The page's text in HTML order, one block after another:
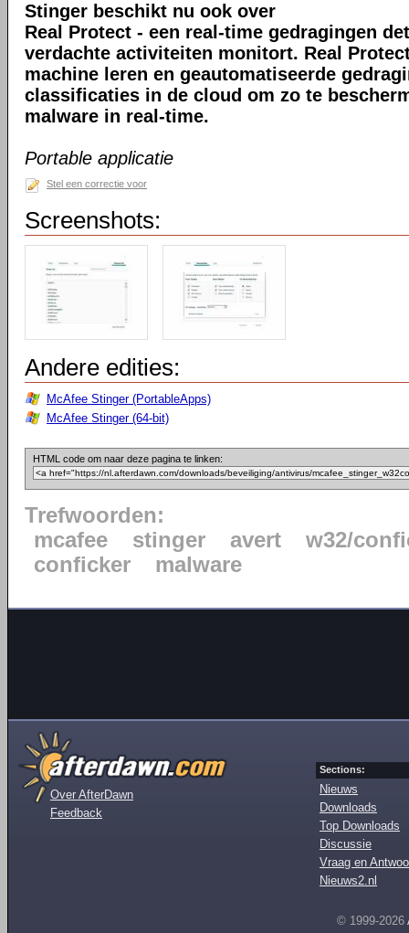
Stinger beschikt nu ook over
Real Protect - een real-time gedragingen
verdachte activiteiten monitort. Real
machine leren en geautomatiseerde
classificaties in de cloud om zo te
malware in real-time.
Portable applicatie
Stel een correctie voor
Screenshots:
Andere edities:
McAfee Stinger (PortableApps)
McAfee Stinger (64-bit)
HTML code om naar deze pagina te linken:
Trefwoorden:
mcafee
stinger avert
w32/
conficker
malware
Over AfterDawn
Feedback
Sections:
Nieuws
Downloads
Top Downloads
Discussie
Vraag en
Nieuws2.nl
© 1999-2026